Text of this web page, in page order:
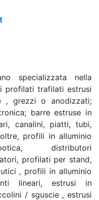
specializzata nella
profilati trafilati estrusi
, grezzi o anodizzati;
barre estruse in
canalini, piatti, tubi,
profili in alluminio
distributori
profilati per stand,
, profili in alluminio
lineari, estrusi in
/ sguscie , estrusi